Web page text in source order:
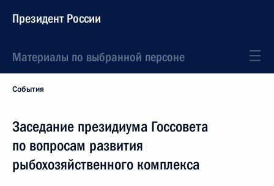
Президент России
Материалы по выбранной персоне
События
Заседание президиума Госсовета
по вопросам развития
рыбохозяйственного комплекса